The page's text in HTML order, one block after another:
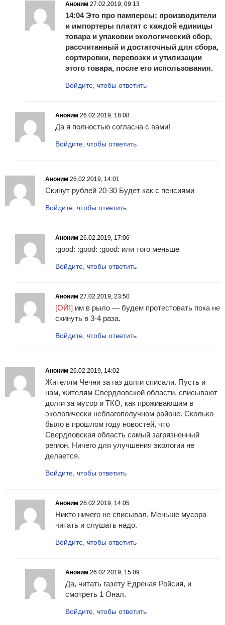
Аноним 27.02.2019, 09:13
14:04 Это про памперсы: производители
и импортеры платят с каждой единицы
товара и упаковки экологический сбор,
рассчитанный и достаточный для сбора,
сортировки, перевозки и утилизации
этого товара, после его использования.
Войдите, чтобы ответить
Аноним 26.02.2019, 18:08
Да я полностью согласна с вами!
Войдите, чтобы ответить
Аноним 26.02.2019, 14:01
Скинут рублей 20-30 Будет как с пенсиями
Войдите, чтобы ответить
Аноним 26.02.2019, 17:06
:good: :good: :good: или того меньше
Войдите, чтобы ответить
Аноним 27.02.2019, 23:50
[ОЙ!] им в рыло — будем протестовать пока не
скинуть в 3-4 раза.
Войдите, чтобы ответить
Аноним 26.02.2019, 14:02
Жителям Чечни за газ долги списали. Пусть и
нам, жителям Свердловской области, списывают
долги за мусор и ТКО, как проживающим в
экологически неблагополучном районе. Сколько
было в прошлом году новостей, что
Свердловская область самый загрязненный
регион. Ничего для улучшения экологии не
делается.
Войдите, чтобы ответить
Аноним 26.02.2019, 14:05
Никто ничего не списывал. Меньше мусора
читать и слушать надо.
Войдите, чтобы ответить
Аноним 26.02.2019, 15:09
Да, читать газету Едреная Ройсия, и
смотреть 1 Онал.
Войдите, чтобы ответить